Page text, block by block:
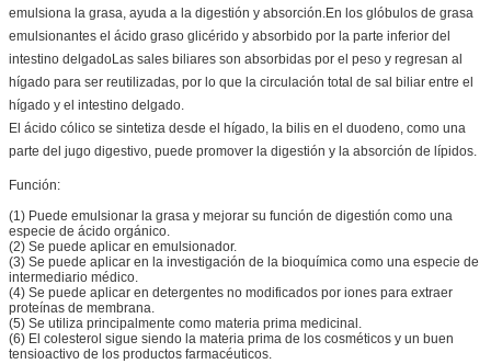
emulsiona la grasa, ayuda a la digestión y absorción.En los glóbulos de grasa
emulsionantes el ácido graso glicérido y absorbido por la parte inferior del
intestino delgadoLas sales biliares son absorbidas por el peso y regresan al
hígado para ser reutilizadas, por lo que la circulación total de sal biliar entre el
hígado y el intestino delgado.
El ácido cólico se sintetiza desde el hígado, la bilis en el duodeno, como una
parte del jugo digestivo, puede promover la digestión y la absorción de lípidos.
Función:
(1) Puede emulsionar la grasa y mejorar su función de digestión como una
especie de ácido orgánico.
(2) Se puede aplicar en emulsionador.
(3) Se puede aplicar en la investigación de la bioquímica como una especie de
intermediario médico.
(4) Se puede aplicar en detergentes no modificados por iones para extraer
proteínas de membrana.
(5) Se utiliza principalmente como materia prima medicinal.
(6) El colesterol sigue siendo la materia prima de los cosméticos y un buen
tensioactivo de los productos farmacéuticos.